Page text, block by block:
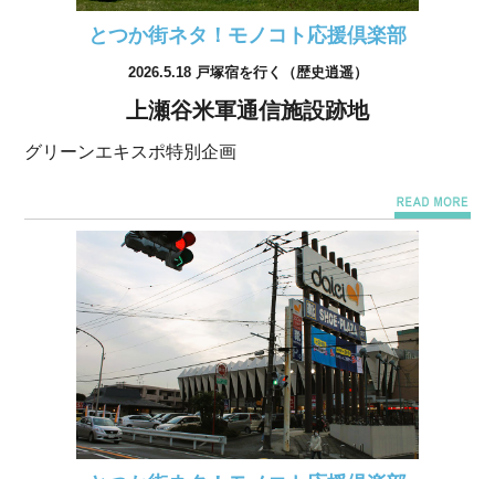
とつか街ネタ！モノコト応援倶楽部
2026.5.18 戸塚宿を行く（歴史逍遥）
上瀬谷米軍通信施設跡地
グリーンエキスポ特別企画